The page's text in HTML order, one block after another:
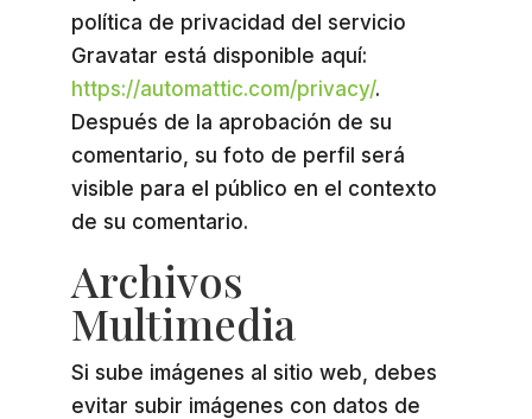
política de privacidad del servicio
Gravatar está disponible aquí:
https://automattic.com/privacy/.
Después de la aprobación de su
comentario, su foto de perfil será
visible para el público en el contexto
de su comentario.
Archivos
Multimedia
Si sube imágenes al sitio web, debes
evitar subir imágenes con datos de